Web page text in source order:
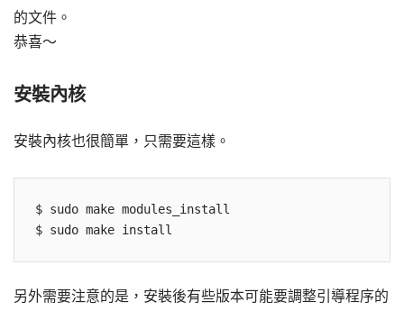
的文件。
恭喜～
安裝內核
安裝內核也很簡單，只需要這樣。
$ sudo make modules_install
另外需要注意的是，安裝後有些版本可能要調整引導程序的